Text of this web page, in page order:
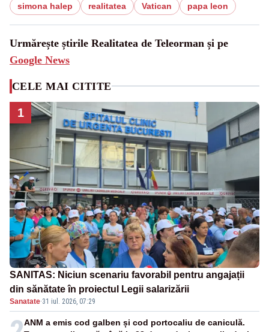
simona halep realitatea Vatican papa leon
Urmărește știrile Realitatea de Teleorman și pe
Google News
CELE MAI CITITE
1
SANITAS: Niciun scenariu favorabil pentru angajații
din sănătate în proiectul Legii salarizării
Sanatate·31 iul. 2026, 07:29
ANM a emis cod galben și cod portocaliu de caniculă.